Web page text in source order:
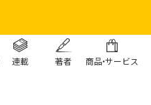
連載 著者 商品・サービス